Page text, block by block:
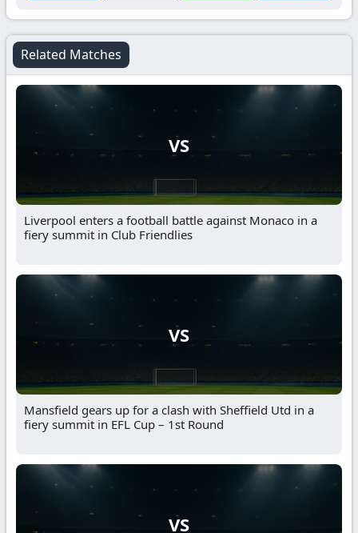
Related Matches
VS
Liverpool enters a football battle against Monaco in a
fiery summit in Club Friendlies
VS
Mansfield gears up for a clash with Sheffield Utd in a
fiery summit in EFL Cup – 1st Round
VS